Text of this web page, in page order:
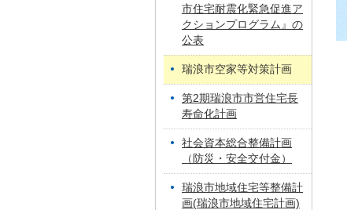
市住宅耐震化緊急促進ア
クションプログラム』の
公表
瑞浪市空家等対策計画
第2期瑞浪市市営住宅長
寿命化計画
社会資本総合整備計画
（防災・安全交付金）
瑞浪市地域住宅等整備計
画(瑞浪市地域住宅計画)